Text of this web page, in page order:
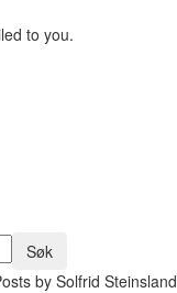
to you.
by Solfrid Steinsland